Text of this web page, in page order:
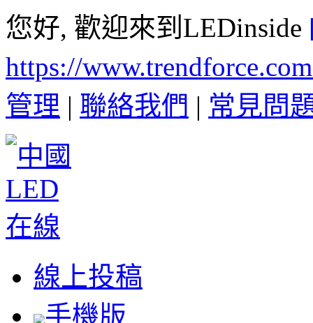
您好, 歡迎來到LEDinside
https://
管理 | 聯絡我們 | 常見問
線上投稿
手機版